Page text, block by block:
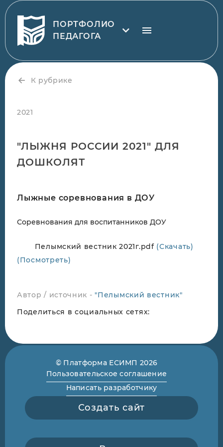
ПОРТФОЛИО
ПЕДАГОГА
К рубрике
2021
"ЛЫЖНЯ РОССИИ 2021" ДЛЯ
ДОШКОЛЯТ
Лыжные соревнования в ДОУ
Соревнования для воспитанников ДОУ
Пелымский вестник 2021г.pdf (Скачать)
(Посмотреть)
Автор / источник -"Пелымский вестник"
Поделиться в социальных сетях:
© Платформа ЕСИМП 2026
Пользовательское соглашение
Написать разработчику
Создать сайт